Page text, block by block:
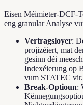
Eisen Méimieter-DCF-
eng granular Analyse
Vertragsloyer:
projizéiert, mat
gesinn déi
Indexéierung op
vum STATEC vir.
Break-Optioun: